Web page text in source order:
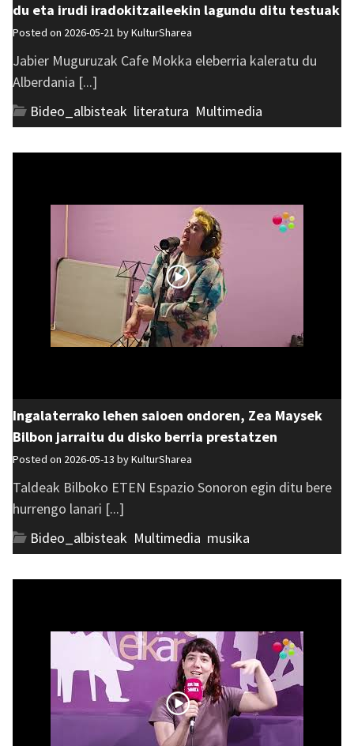
du eta irudi iradokitzaileekin lagundu ditu testuak
Posted on 2026-05-21 byKulturSharea
Jabier Muguruzak Cafe Mokka eleberria kaleratu du
Alberdania [...]
Bideo_albisteak literatura Multimedia
Ingalaterrako lehen saioen ondoren, Zea Maysek
Bilbon jarraitu du disko berria prestatzen
Posted on 2026-05-13 byKulturSharea
Taldeak Bilboko ETEN Espazio Sonoron egin ditu bere
hurrengo lanari [...]
Bideo_albisteak Multimedia musika